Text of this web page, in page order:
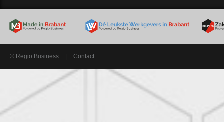
© Regio Business Contact